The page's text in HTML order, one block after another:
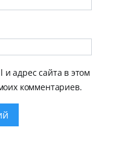
адрес сайта в этом
комментариев.